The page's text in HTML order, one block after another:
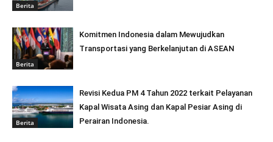
Berita
Berita
Komitmen Indonesia dalam Mewujudkan
Transportasi yang Berkelanjutan di ASEAN
Berita
Revisi Kedua PM 4 Tahun 2022 terkait Pelayanan
Kapal Wisata Asing dan Kapal Pesiar Asing di
Perairan Indonesia.